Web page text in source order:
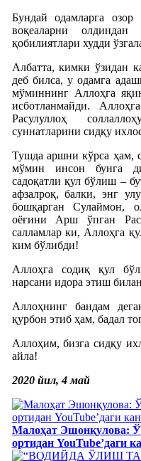
Бундай одамларга озор
воқеаларни
қобилиятлари худди
Албатта, кимки ўзидан
деб билса, у одамга
мўминнинг Аллоҳга
исботланмайди.
Расулуллоҳ
суннатларини сидқу
Тушда аршни кўрса ҳам,
мўмин инсон бунга
садоқатли қул бўлиш –
афзалроқ, балки, энг
бошқарган Сулаймон,
оёғини Арш ўпган
салламлар ки, Аллоҳга
ким бўлибди!
Аллоҳга содиқ қул
нарсани идора этиш
Аллоҳнинг бандам
қурбон этиб ҳам, бадал
Аллоҳим, бизга сидқу
айла!
2020 йил, 4 май
Малоҳат Эшонқулова:
ортидан YouTube’даги